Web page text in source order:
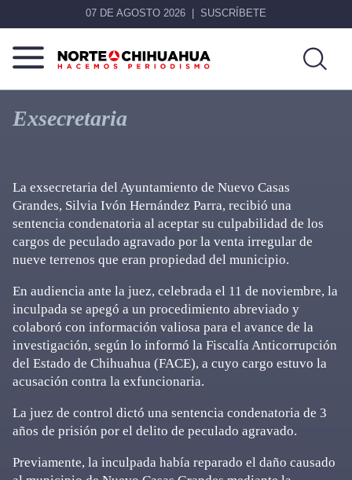
07 DE AGOSTO 2026 SUSCRÍBETE
Norte
Chihuahua
Más
que
noticias,
Exsecretaria
La exsecretaria del Ayuntamiento de Nuevo Casas
Grandes, Silvia Ivón Hernández Parra, recibió una
sentencia condenatoria al aceptar su culpabilidad de los
cargos de peculado agravado por la venta irregular de
nueve terrenos que eran propiedad del municipio.
En audiencia ante la juez, celebrada el 11 de noviembre, la
inculpada se apegó a un procedimiento abreviado y
colaboró con información valiosa para el avance de la
investigación, según lo informó la Fiscalía Anticorrupción
del Estado de Chihuahua (FACE), a cuyo cargo estuvo la
acusación contra la exfuncionaria.
La juez de control dictó una sentencia condenatoria de 3
años de prisión por el delito de peculado agravado.
Previamente, la inculpada había reparado el daño causado